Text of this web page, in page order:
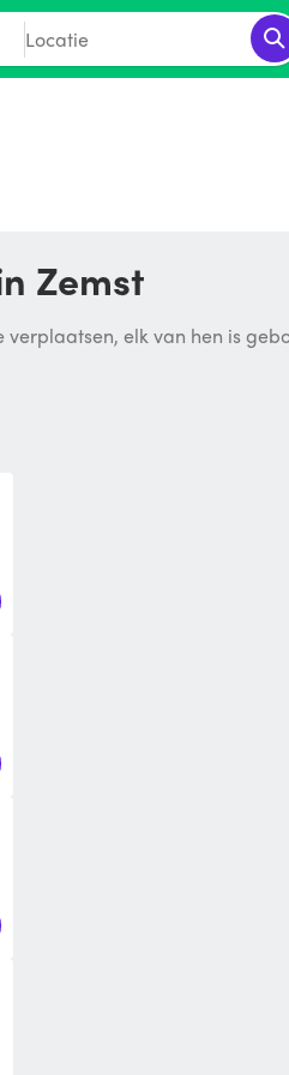
Locatie
Zemst
elk van hen is